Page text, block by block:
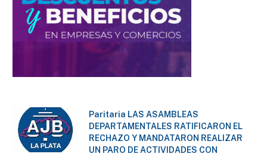
Paritaria LAS ASAMBLEAS
DEPARTAMENTALES RATIFICARON EL
RECHAZO Y MANDATARON REALIZAR
UN PARO DE ACTIVIDADES CON